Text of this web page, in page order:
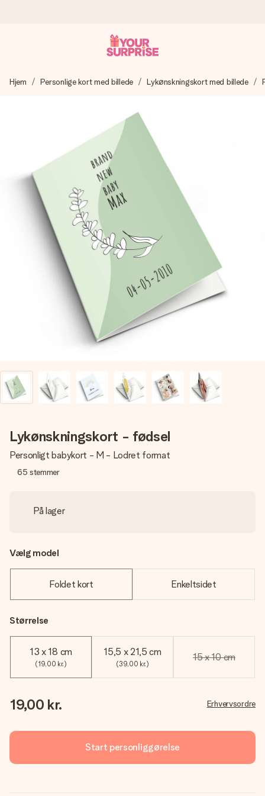
Vi laver din gave med omhu og sender den lynhurtigt – så
4,7 (baseret på +15.000 anmeldelser)
Vores gaver inspirerer. Kunderne giver os 4,7 på Google
Reviews.
Gratis kort med hilsen
Lav noget særligt i blot få trin – med hendes navn, et
billede af dig eller en besked, der går lige i hendes hjerte.
Intet besvær men udelukkende en masse kærlighed i
Hjem Personlige kort med billede Lykønskningskort med billede
Lykønskningskort - fødsel
Personligt babykort - M - Lodret format
65 stemmer
På lager
Vælg model
Foldet kort Enkeltsidet
Størrelse
13 x 18 cm
(19,00 kr.)
15,5 x 21,5 cm
(39,00 kr.)
15 x 10 cm
19,00 kr. Erhvervsordre
Start personliggørelse